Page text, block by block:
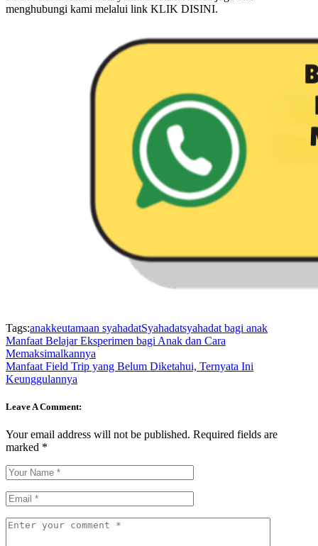
menghubungi kami melalui link KLIK DISINI.
Tags:anakkeutamaan syahadatSyahadatsyahadat bagi anak
Manfaat Belajar Eksperimen bagi Anak dan Cara
Memaksimalkannya
Manfaat Field Trip yang Belum Diketahui, Ternyata Ini
Keunggulannya
Leave A Comment:
Your email address will not be published. Required fields are
marked *